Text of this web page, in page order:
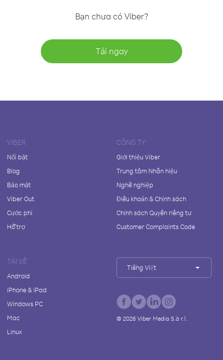
Bạn chưa có Viber?
Tải ngay
VIBER
Nổi bật
Blog
Bảo mật
Viber Out
Cước phí
Hỗ trợ
CÔNG TY
Giới thiệu Viber
Trung tâm Nhãn hiệu
Nghề nghiệp
Điều khoản & Chính sách
Chính sách Quyền riêng tư
Customer Complaints Code
TẢI VỀ
Android
iPhone & iPad
Windows PC
Mac
Linux
Tiếng Việt
© 2026Viber Media S.à r.l.